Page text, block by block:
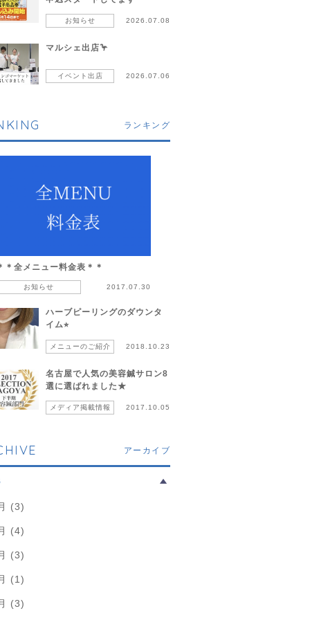
お知らせ 2026.07.08
マルシェ出店🦩
イベント出店 2026.07.06
ランキング
＊全メニュー料金表＊＊
お知らせ 2017.07.30
ハーブピーリングのダウンタ
イム⭐︎
メニューのご紹介 2018.10.23
名古屋で人気の美容鍼サロン8
選に選ばれました★
メディア掲載情報 2017.10.05
アーカイブ
(3)
(4)
(3)
(1)
(3)